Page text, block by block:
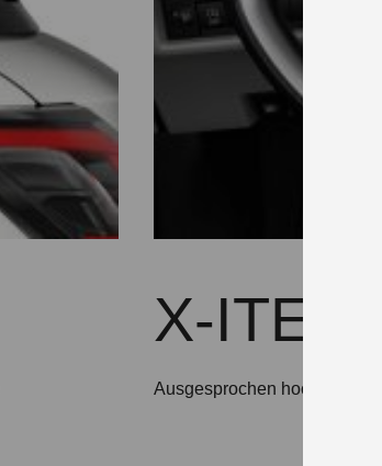
X-ITE
Ausgesprochen hochwertig: